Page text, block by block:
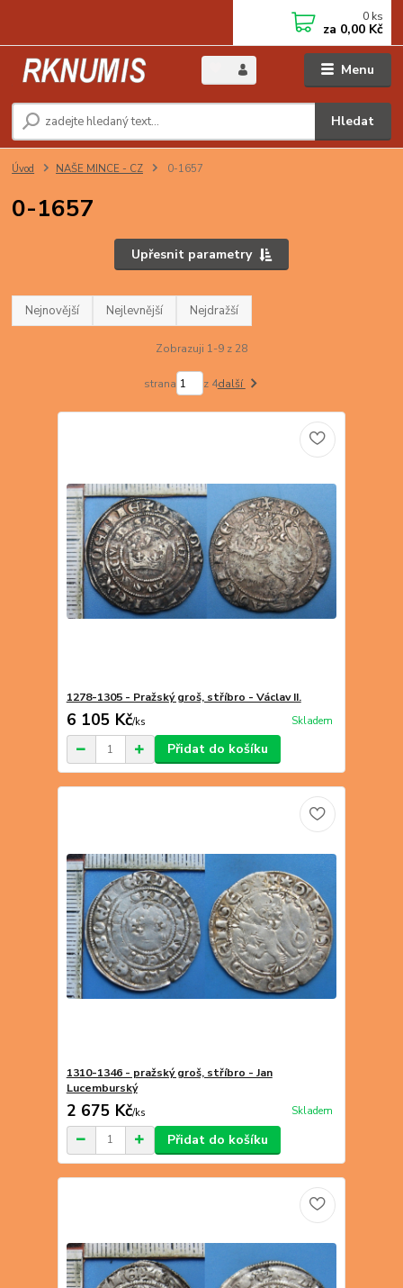
Menu
Hledat
0 ks
za 0,00 Kč
Úvod NAŠE MINCE - CZ 0-1657
0-1657
Upřesnit parametry
Nejnovější Nejlevnější Nejdražší
Zobrazuji 1-9 z 28
strana z 4další
1278-1305 - Pražský groš, stříbro - Václav II.
6 105 Kč/ks Skladem
Přidat do košíku
1310-1346 - pražský groš, stříbro - Jan
Lucemburský
2 675 Kč/ks Skladem
Přidat do košíku